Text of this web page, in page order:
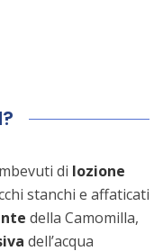
di lozione
stanchi e affaticati
della Camomilla,
dell’acqua